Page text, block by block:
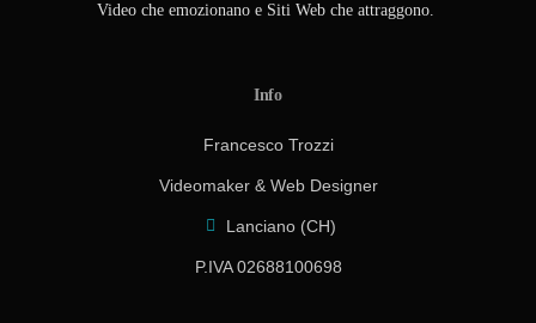
Video che emozionano e Siti Web che attraggono.
Info
Francesco Trozzi
Videomaker & Web Designer
Lanciano (CH)
P.IVA 02688100698